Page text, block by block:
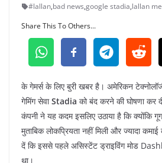
#lallan,bad news,google stadia,lallan
Share This To Others...
के गेमर्स के लिए बुरी खबर है। अमेरिकन
गेमिंग सेवाStadia को बंद करने की घोषणा कर
कंपनी ने यह कदम इसलिए उठाया है कि क्योंकि
मुताबिक लोकप्रियता नहीं मिली और ज्यादा
दें कि इससे पहले असिस्टेंट ड्राइविंग मोड
था।